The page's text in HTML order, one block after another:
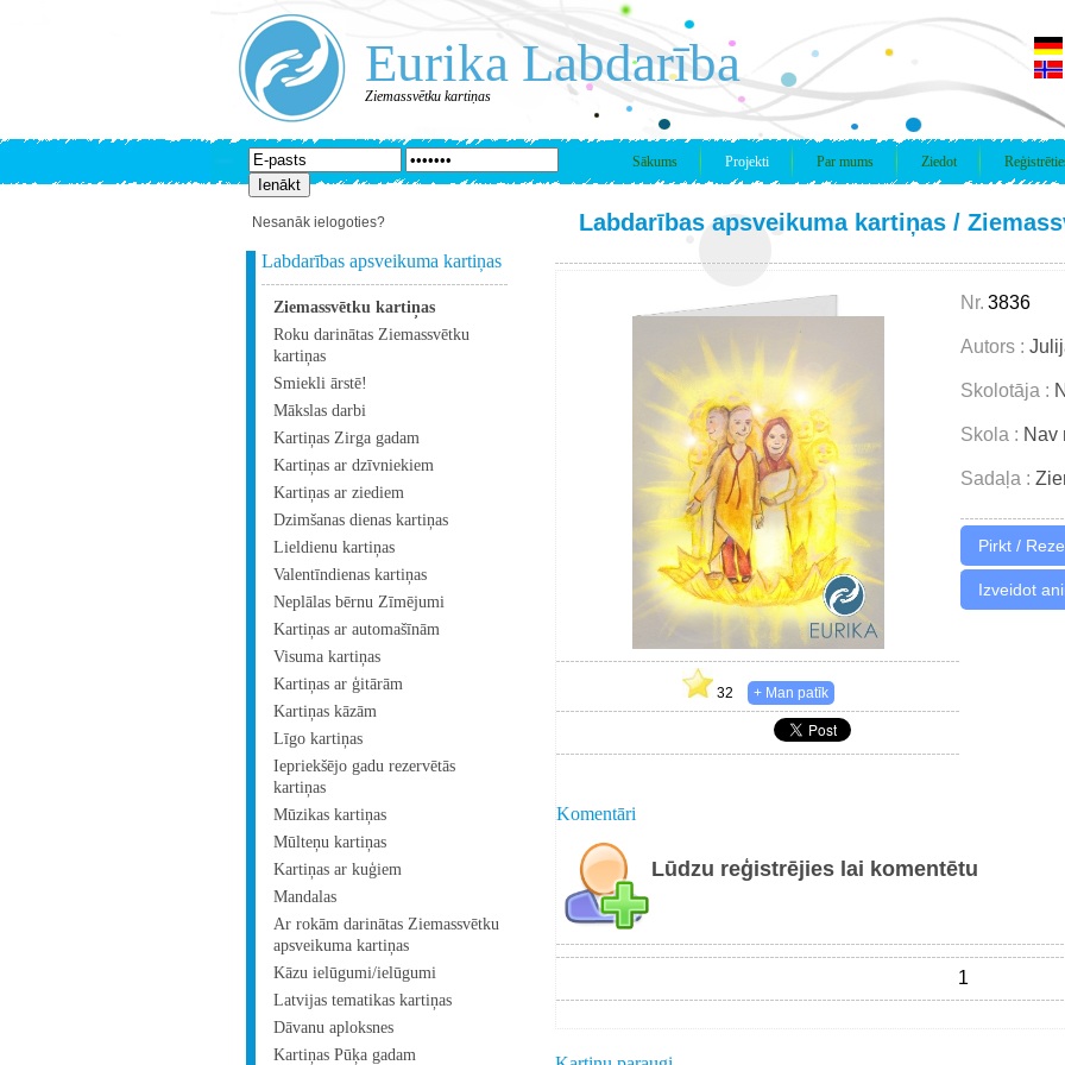
Eurika Labdarība
Ziemassvētku kartiņas
Sākums Projekti Par mums Ziedot
Nesanāk ielogoties?
Labdarības apsveikuma kartiņas
Ziemassvētku kartiņas
Roku darinātas Ziemassvētku
kartiņas
Smiekli ārstē!
Mākslas darbi
Kartiņas Zirga gadam
Kartiņas ar dzīvniekiem
Kartiņas ar ziediem
Dzimšanas dienas kartiņas
Lieldienu kartiņas
Valentīndienas kartiņas
Neplālas bērnu Zīmējumi
Kartiņas ar automašīnām
Visuma kartiņas
Kartiņas ar ģitārām
Kartiņas kāzām
Līgo kartiņas
Iepriekšējo gadu rezervētās
kartiņas
Mūzikas kartiņas
Mūlteņu kartiņas
Kartiņas ar kuģiem
Mandalas
Ar rokām darinātas Ziemassvētku
apsveikuma kartiņas
Kāzu ielūgumi/ielūgumi
Latvijas tematikas kartiņas
Dāvanu aploksnes
Kartiņas Pūķa gadam
Labdarības apsveikuma kartiņas /
32
Nr. 3836
Autors :
Skolotāja :
Skola : Nav
Sadaļa :
Izveidot
Komentāri
Lūdzu reģistrējies lai komentētu
1